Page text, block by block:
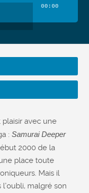
00:00
plaisir avec une
:Samurai Deeper
2000 de la
place toute
Mais il
malgré son